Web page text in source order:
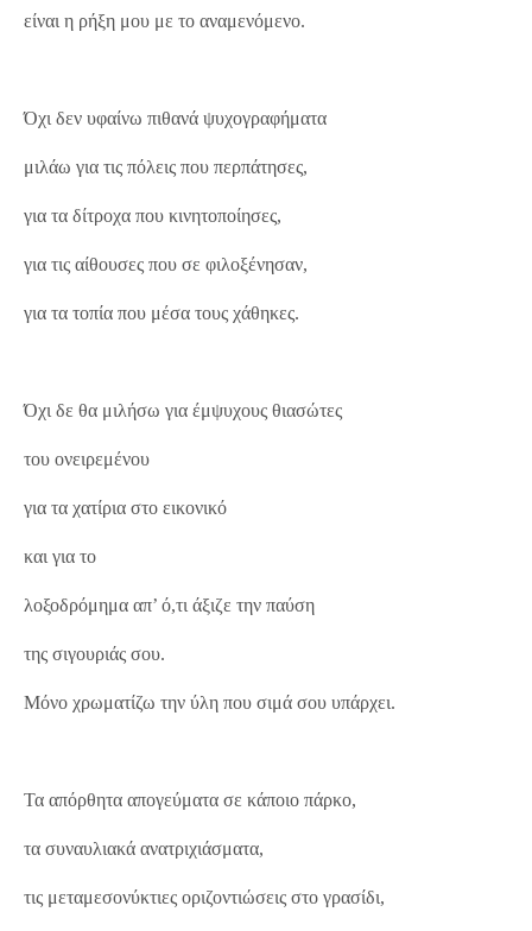
είναι η ρήξη μου με το αναμενόμενο.
Όχι δεν υφαίνω πιθανά ψυχογραφήματα
μιλάω για τις πόλεις που περπάτησες,
για τα δίτροχα που κινητοποίησες,
για τις αίθουσες που σε φιλοξένησαν,
για τα τοπία που μέσα τους χάθηκες.
Όχι δε θα μιλήσω για έμψυχους θιασώτες
του ονειρεμένου
για τα χατίρια στο εικονικό
και για το
λοξοδρόμημα απ’ ό,τι άξιζε την παύση
της σιγουριάς σου.
Μόνο χρωματίζω την ύλη που σιμά σου υπάρχει.
Τα απόρθητα απογεύματα σε κάποιο πάρκο,
τα συναυλιακά ανατριχιάσματα,
τις μεταμεσονύκτιες οριζοντιώσεις στο γρασίδι,